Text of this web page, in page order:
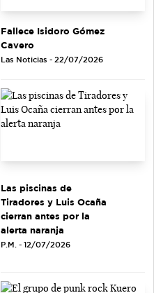
Fallece Isidoro Gómez
Cavero
Las Noticias - 22/07/2026
Las piscinas de
Tiradores y Luis Ocaña
cierran antes por la
alerta naranja
P.M. - 12/07/2026